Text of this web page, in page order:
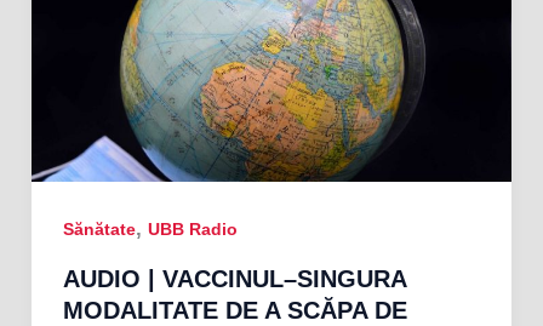
Sănătate, UBB Radio
AUDIO | VACCINUL–SINGURA
MODALITATE DE A SCĂPA DE